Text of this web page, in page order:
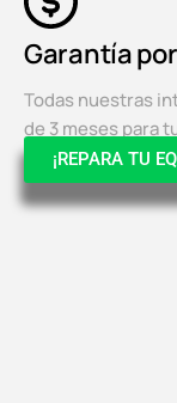
Garantía
Todas nuestras
de 3 meses para
¡REPARA TU